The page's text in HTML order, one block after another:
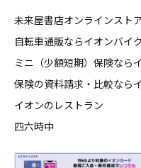
未来屋書店オンラインスト
自転車通販ならイオンバイク
ミニ（少額短期）保険なら
保険の資料請求・比較なら
イオンのレストラン
四六時中